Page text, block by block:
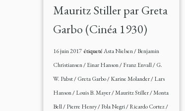
Mauritz Stiller par Greta
Garbo (Cinéa 1930)
16 juin 2017 étiquetéAsta Nielsen/Benjamin
Christiansen/Einar Hanson/Franz Envall/G.
W. Pabst/Greta Garbo/Karine Molander/Lars
Hanson/Louis B. Mayer/Mauritz Stiller/Monta
Bell/Pierre Henry/Pola Negri/Ricardo Cortez/